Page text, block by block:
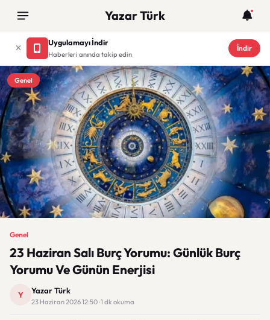
Yazar Türk
Uygulamayı İndir
Haberleri anında takip edin
İndir
Genel
Genel
23 Haziran Salı Burç Yorumu: Günlük Burç
Yorumu Ve Günün Enerjisi
Y Yazar Türk
23 Haziran 2026 12:50 · 1 dk okuma